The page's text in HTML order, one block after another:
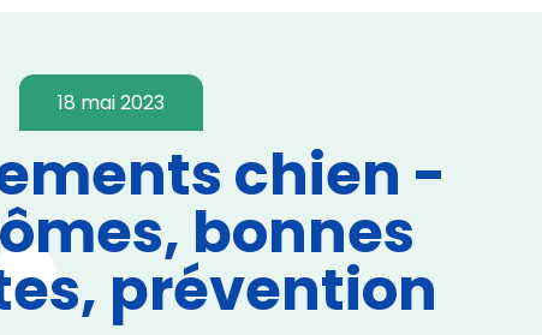
18 mai 2023
chien -
bonnes
prévention